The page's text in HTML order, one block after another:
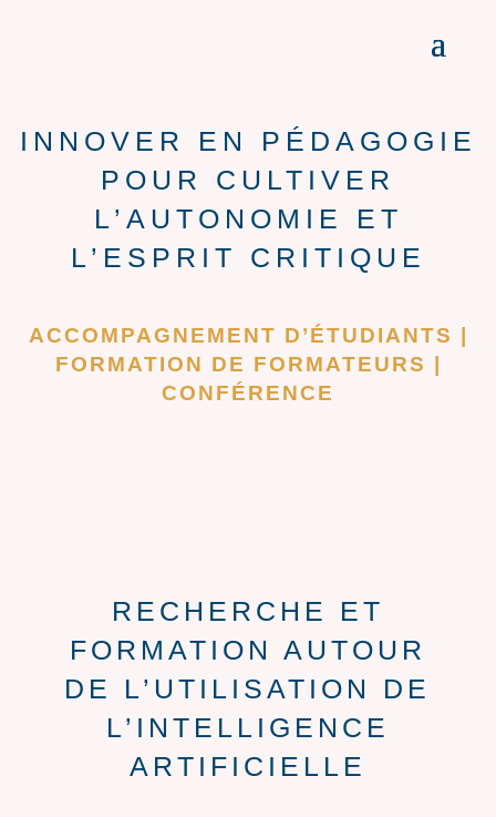
INNOVER EN PÉDAGOGIE
POUR CULTIVER
L’AUTONOMIE ET
L’ESPRIT CRITIQUE
ACCOMPAGNEMENT D’ÉTUDIANTS |
FORMATION DE FORMATEURS |
CONFÉRENCE
RECHERCHE ET
FORMATION AUTOUR
DE L’UTILISATION DE
L’INTELLIGENCE
ARTIFICIELLE